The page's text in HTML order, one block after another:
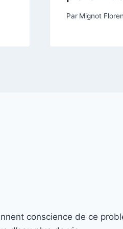
Par Mignot
conscience de ce